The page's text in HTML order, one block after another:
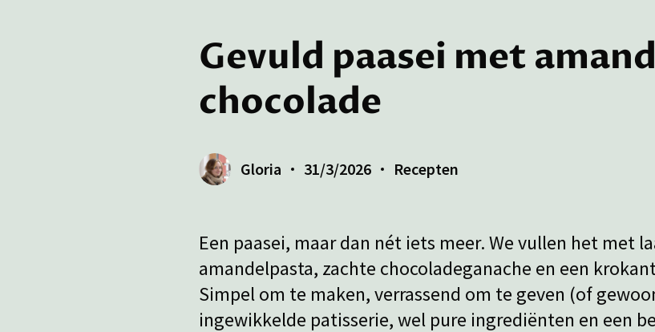
Gevuld paasei met
chocolade
Gloria 31/3/2026 Recepten
Een paasei, maar dan nét iets meer. We vullen het met
amandelpasta, zachte chocoladeganache en een
Simpel om te maken, verrassend om te geven (of
ingewikkelde patisserie, wel pure ingrediënten en een